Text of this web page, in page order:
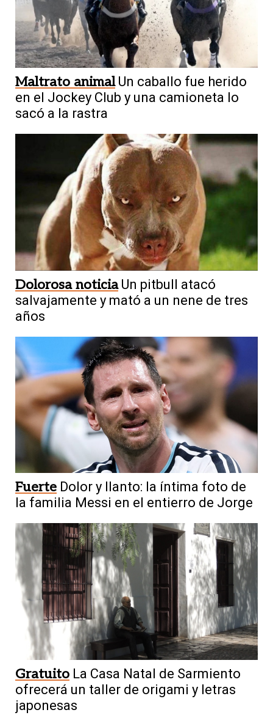
Maltrato animal Un caballo fue herido
en el Jockey Club y una camioneta lo
sacó a la rastra
Dolorosa noticia Un pitbull atacó
salvajamente y mató a un nene de tres
años
Fuerte Dolor y llanto: la íntima foto de
la familia Messi en el entierro de Jorge
Gratuito La Casa Natal de Sarmiento
ofrecerá un taller de origami y letras
japonesas